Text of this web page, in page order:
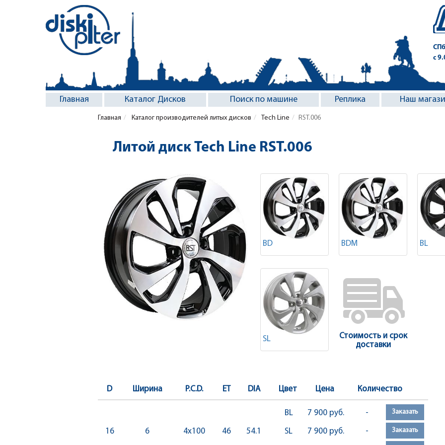
с
Главная Каталог Дисков Поиск по машине Реплика Наш
Главная Каталог производителей литых дисков Tech Line RST.006
Литой диск Tech Line RST.006
BD BDM BL
SL
Стоимость и срок
доставки
D Ширина P.C.D. ET DIA Цвет Цена Количество
16 6 4x100 46 54.1
BL 7 900 руб. - Заказать
SL 7 900 руб. - Заказать